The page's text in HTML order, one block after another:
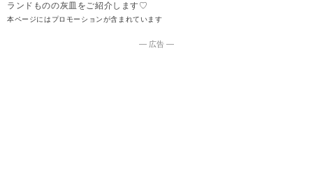
ランドものの灰皿をご紹介します♡
本ページにはプロモーションが含まれています
― 広告 ―